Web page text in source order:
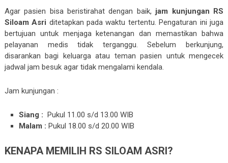
Agar pasien bisa beristirahat dengan baik, jam kunjungan RS
Siloam Asri ditetapkan pada waktu tertentu. Pengaturan ini juga
bertujuan untuk menjaga ketenangan dan memastikan bahwa
pelayanan medis tidak terganggu. Sebelum berkunjung,
disarankan bagi keluarga atau teman pasien untuk mengecek
jadwal jam besuk agar tidak mengalami kendala.
Jam kunjungan :
Siang : Pukul 11.00 s/d 13.00 WIB
Malam :Pukul 18.00 s/d 20.00 WIB
KENAPA MEMILIH RS SILOAM ASRI?